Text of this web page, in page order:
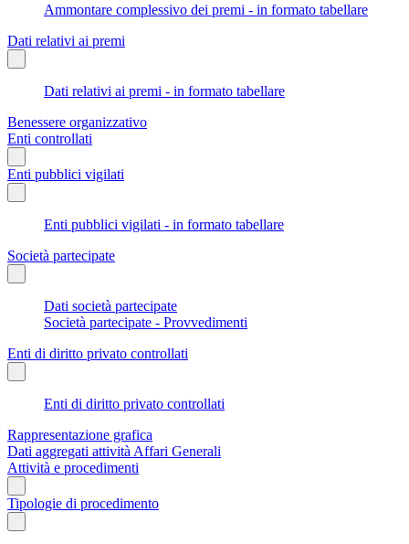
Ammontare complessivo dei premi - in formato tabellare
Dati relativi ai premi
Dati relativi ai premi - in formato tabellare
Benessere organizzativo
Enti controllati
Enti pubblici vigilati
Enti pubblici vigilati - in formato tabellare
Società partecipate
Dati società partecipate
Società partecipate - Provvedimenti
Enti di diritto privato controllati
Enti di diritto privato controllati
Rappresentazione grafica
Dati aggregati attività Affari Generali
Attività e procedimenti
Tipologie di procedimento